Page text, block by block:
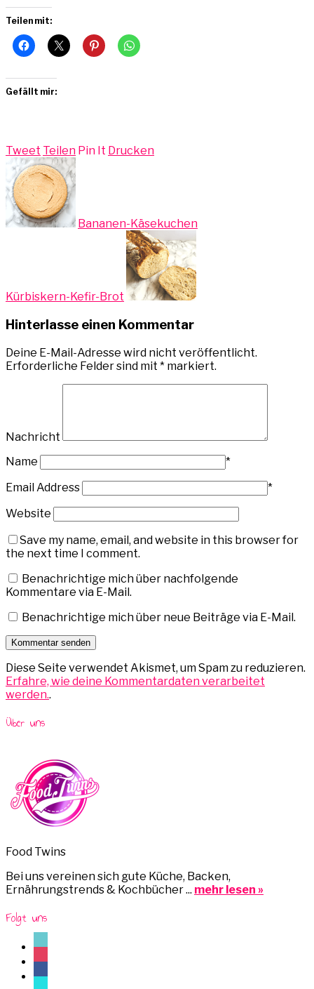
Teilen mit:
Gefällt mir:
Tweet Teilen Pin It Drucken
Bananen-Käsekuchen
Kürbiskern-Kefir-Brot
Hinterlasse einen Kommentar
Deine E-Mail-Adresse wird nicht veröffentlicht.
Erforderliche Felder sind mit * markiert.
Nachricht
Name
*
Email Address
*
Website
Save my name, email, and website in this browser for
the next time I comment.
Benachrichtige mich über nachfolgende
Kommentare via E-Mail.
Benachrichtige mich über neue Beiträge via E-Mail.
Diese Seite verwendet Akismet, um Spam zu reduzieren.
Erfahre, wie deine Kommentardaten verarbeitet
werden..
Über uns
Food Twins
Bei uns vereinen sich gute Küche, Backen,
Ernährungstrends & Kochbücher ... mehr lesen »
Folgt uns
tiktok
instagram
facebook